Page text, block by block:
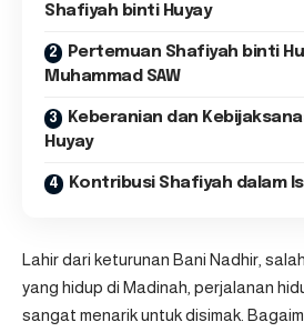
Shafiyah binti Huyay
Pertemuan Shafiyah binti
Muhammad SAW
Keberanian dan
Huyay
Kontribusi Shafiyah dalam
Lahir dari keturunan Bani Nadhir,
yang hidup di Madinah, perjalanan
sangat menarik untuk disimak.